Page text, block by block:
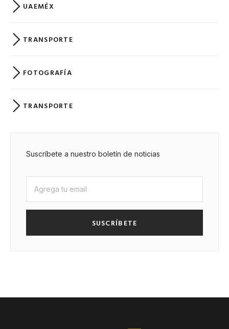
UAEMÉX
TRANSPORTE
FOTOGRAFÍA
TRANSPORTE
Suscríbete a nuestro boletín de noticias
SUSCRÍBETE